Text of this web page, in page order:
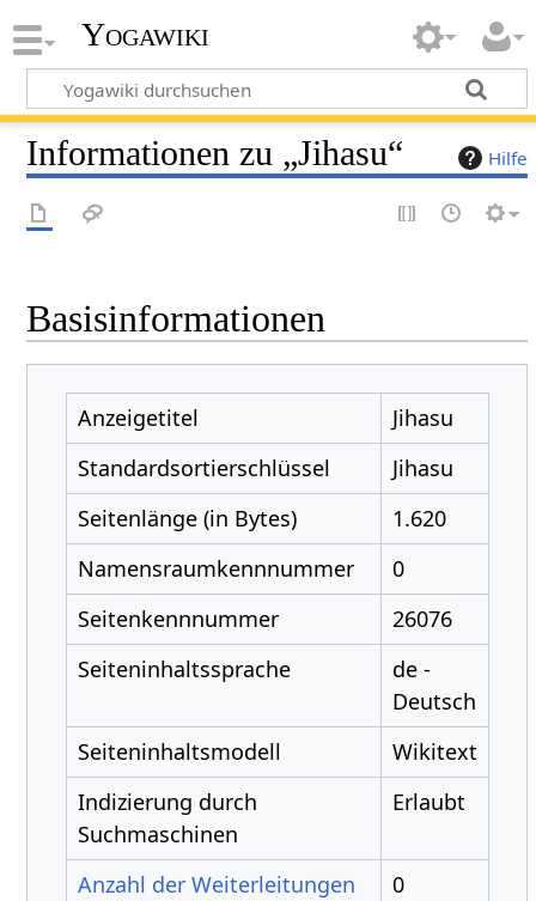
Yogawiki
Hilfe
Informationen zu „Jihasu“
Basisinformationen
Anzeigetitel
Jihasu
Standardsortierschlüssel
Jihasu
Seitenlänge (in Bytes)
1.620
Namensraumkennnummer
0
Seitenkennnummer
26076
Seiteninhaltssprache
de -
Deutsch
Seiteninhaltsmodell
Wikitext
Indizierung durch
Suchmaschinen
Erlaubt
Anzahl der Weiterleitungen
0